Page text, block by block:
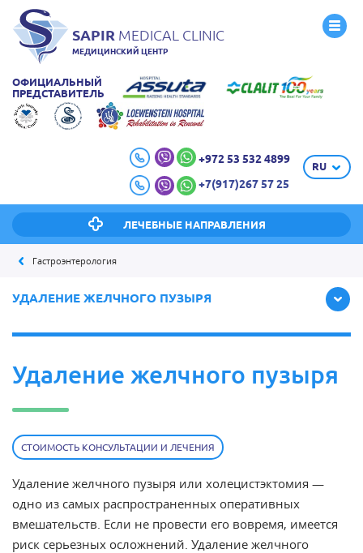
SAPIR MEDICAL CLINIC
МЕДИЦИНСКИЙ ЦЕНТР
ОФИЦИАЛЬНЫЙ
ПРЕДСТАВИТЕЛЬ
+972 53 532 4899
+7(917)267 57 25
RU
ЛЕЧЕБНЫЕ НАПРАВЛЕНИЯ
Гастроэнтерология
УДАЛЕНИЕ ЖЕЛЧНОГО ПУЗЫРЯ
Удаление желчного пузыря
СТОИМОСТЬ КОНСУЛЬТАЦИИ И ЛЕЧЕНИЯ
Удаление желчного пузыря или холецистэктомия —
одно из самых распространенных оперативных
вмешательств. Если не провести его вовремя, имеется
риск серьезных осложнений. Удаление желчного